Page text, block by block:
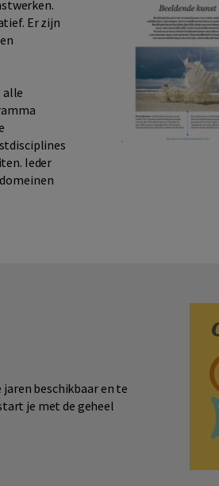
Er zijn
alle
Ieder
beschikbaar en te
je met de geheel